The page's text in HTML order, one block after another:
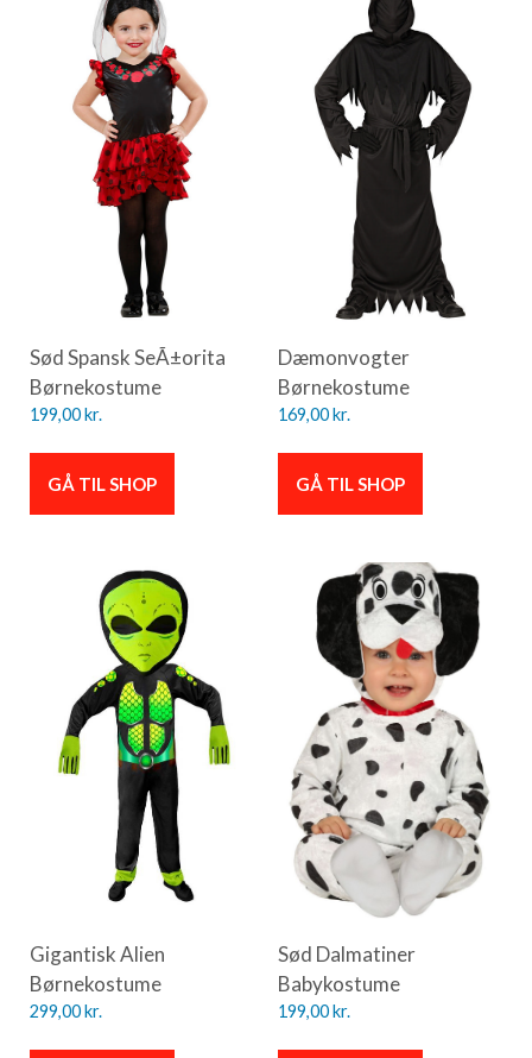
Sød Spansk SeÃ±orita
Børnekostume
199,00kr.
GÅ TIL SHOP
Dæmonvogter
Børnekostume
169,00kr.
GÅ TIL SHOP
Gigantisk Alien
Børnekostume
299,00kr.
Sød Dalmatiner
Babykostume
199,00kr.